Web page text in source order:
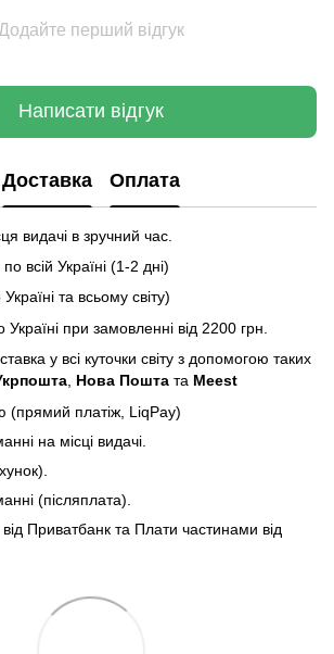
Додайте перший відгук
Написати відгук
Доставка Оплата
видачі в зручний час.
всій Україні (1-2 дні)
та всьому світу)
при замовленні від 2200 грн.
у всі куточки світу з допомогою таких
Нова Пошта та Meest
(прямий платіж, LiqPay)
на місці видачі.
(післяплата).
Приватбанк та Плати частинами від